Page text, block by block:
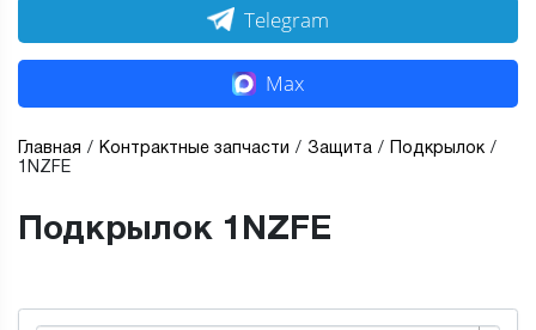
Telegram
Max
Главная Контрактные запчасти Защита
Подкрылок
1NZFE
Подкрылок 1NZFE